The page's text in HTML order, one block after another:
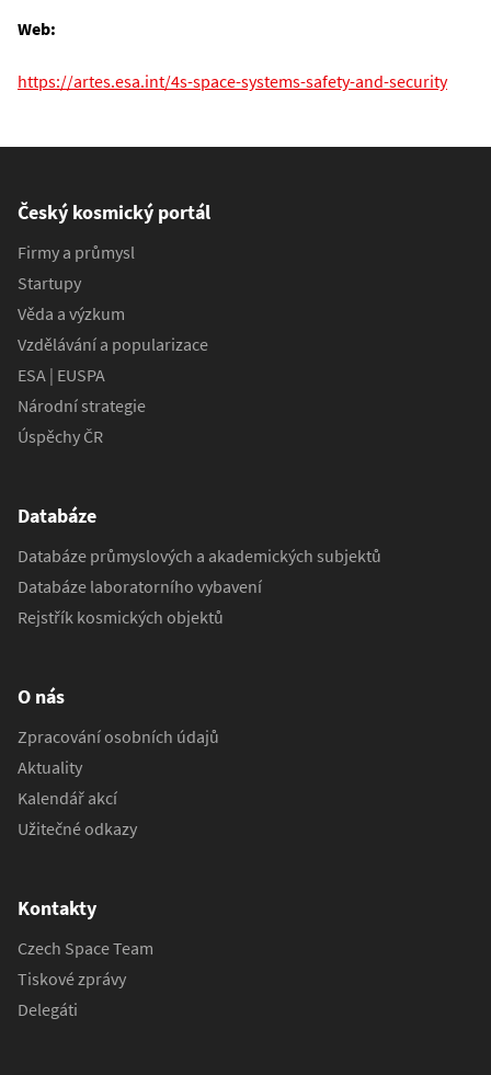
Web:
https://artes.esa.int/4s-space-systems-safety-and-security
Český kosmický portál
Firmy a průmysl
Startupy
Věda a výzkum
Vzdělávání a popularizace
ESA | EUSPA
Národní strategie
Úspěchy ČR
Databáze
Databáze průmyslových a akademických subjektů
Databáze laboratorního vybavení
Rejstřík kosmických objektů
O nás
Zpracování osobních údajů
Aktuality
Kalendář akcí
Užitečné odkazy
Kontakty
Czech Space Team
Tiskové zprávy
Delegáti